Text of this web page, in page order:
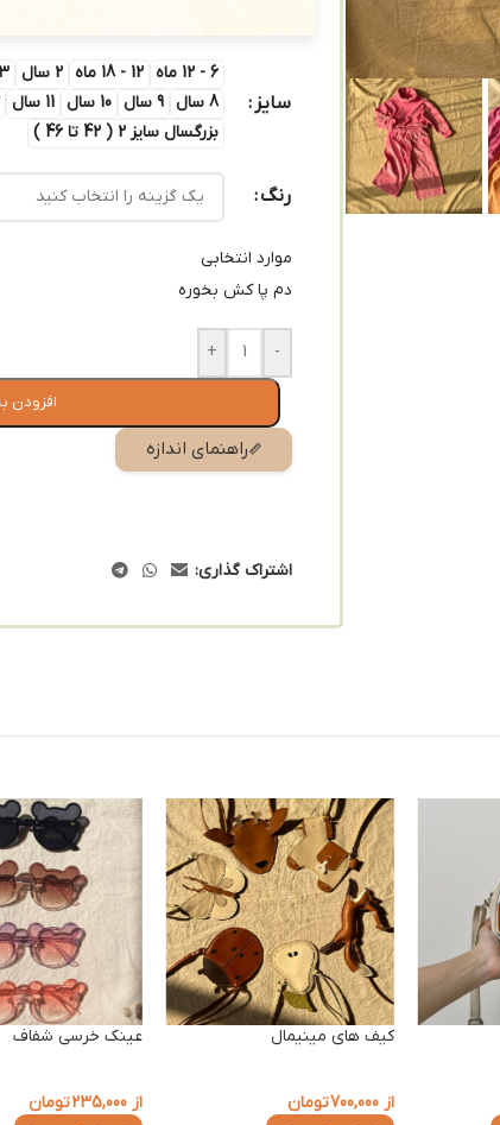
سایز
6 - 12 ماه 12 - 18 ماه 2 سال 3 سال
8 سال
9 سال 10 سال 11 سال
بزرگسال سایز 2 ( 42 تا 46 )
رنگ
موارد انتخابی
دم پا کش بخوره
-
+
افزودن
راهنمای اندازه
اشتراک گذاری:
کیف های مینیمال
از700,000تومان
عینک خرسی شفاف
از 235,000تومان